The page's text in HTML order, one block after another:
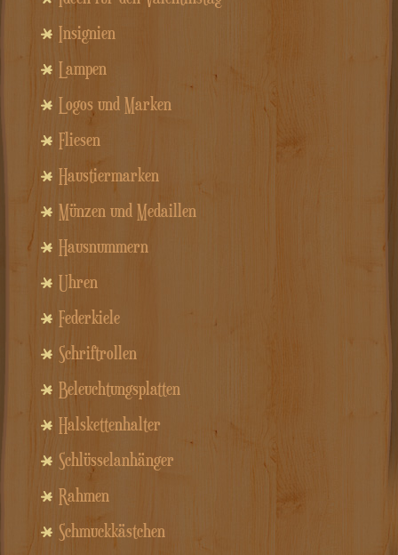
Insignien
Lampen
Logos und Marken
Fliesen
Haustiermarken
Münzen und Medaillen
Hausnummern
Uhren
Federkiele
Schriftrollen
Beleuchtungsplatten
Halskettenhalter
Schlüsselanhänger
Rahmen
Schmuckkästchen